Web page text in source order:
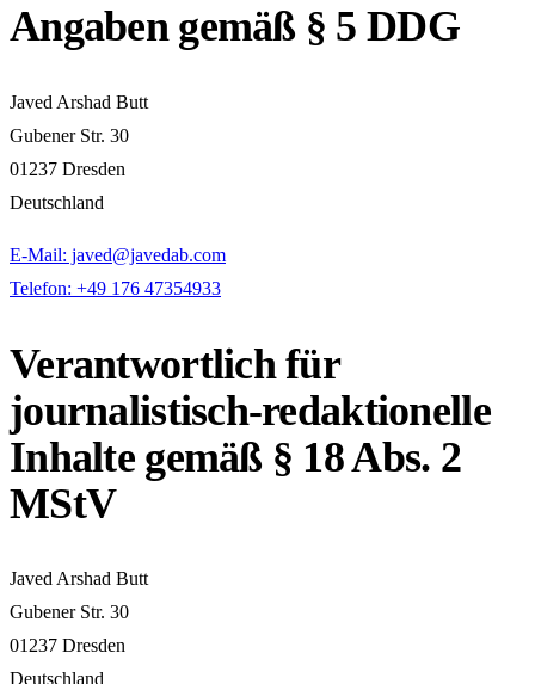
Angaben gemäß § 5 DDG
Javed Arshad Butt
Gubener Str. 30
01237 Dresden
Deutschland
E-Mail: javed@javedab.com
Telefon: +49 176 47354933
Verantwortlich für
journalistisch-redaktionelle
Inhalte gemäß § 18 Abs. 2
MStV
Javed Arshad Butt
Gubener Str. 30
01237 Dresden
Deutschland